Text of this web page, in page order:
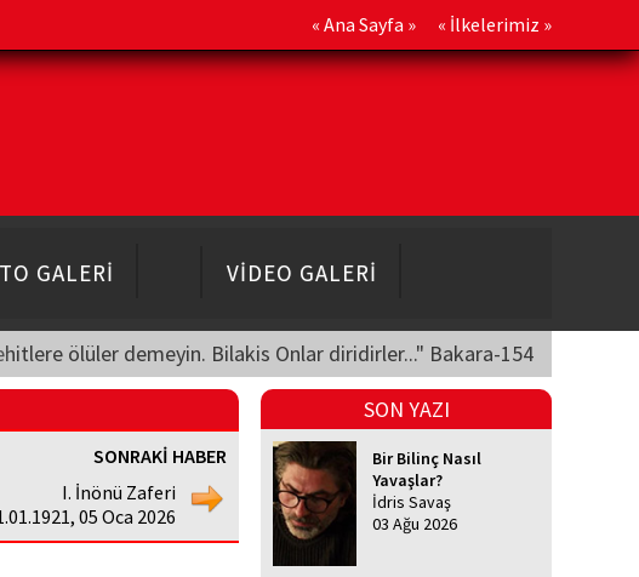
« Ana Sayfa » « İlkelerimiz »
GALERİ VİDEO GALERİ
ölüler demeyin. Bilakis Onlar diridirler..." Bakara-154
SONRAKİ HABER
I. İnönü Zaferi
05 Oca 2026
SON YAZI
Bir Bilinç Nasıl
Yavaşlar?
İdris Savaş
03 Ağu 2026